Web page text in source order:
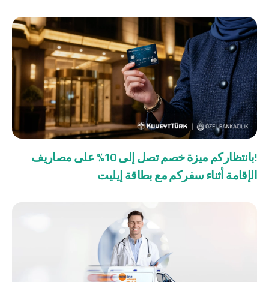
!بانتظاركم ميزة خصم تصل إلى 10% على مصاريف
الإقامة أثناء سفركم مع بطاقة إيليت